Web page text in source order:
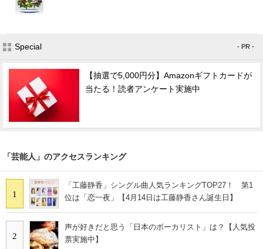
Special - PR -
【抽選で5,000円分】Amazonギフトカードが
当たる！読者アンケート実施中
「芸能人」のアクセスランキング
1
「工藤静香」シングル曲人気ランキングTOP27！ 第1
位は「恋一夜」【4月14日は工藤静香さん誕生日】
2
声が好きだと思う「日本のボーカリスト」は？【人気投
票実施中】